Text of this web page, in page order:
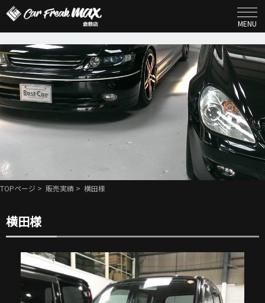
MENU
TOPページ > 販売実績 > 横田様
横田様